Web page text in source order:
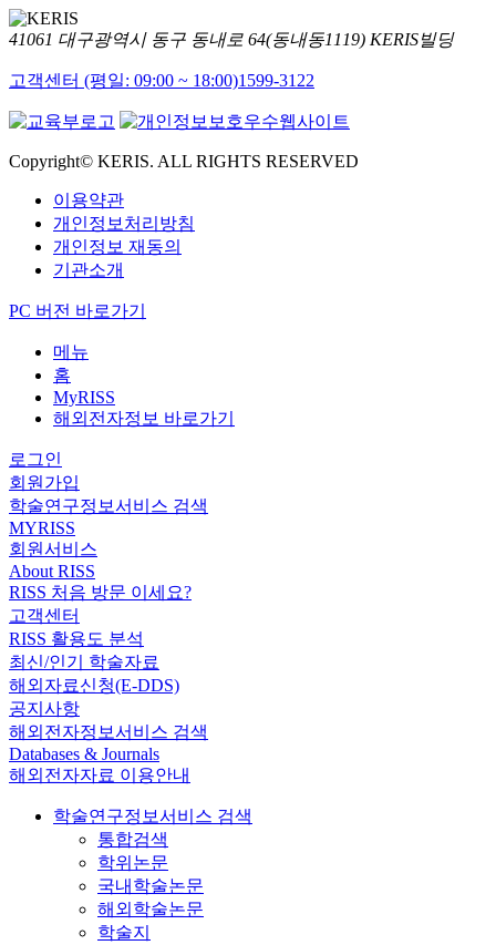
41061 대구광역시 동구 동내로 64(동내동1119) KERIS빌딩
고객센터 (평일: 09:00 ~ 18:00)1599-3122
Copyright© KERIS. ALL RIGHTS RESERVED
이용약관
개인정보처리방침
개인정보 재동의
기관소개
PC 버전 바로가기
메뉴
홈
MyRISS
해외전자정보 바로가기
로그인
회원가입
학술연구정보서비스 검색
MYRISS
회원서비스
About RISS
RISS 처음 방문 이세요?
고객센터
RISS 활용도 분석
최신/인기 학술자료
해외자료신청(E-DDS)
공지사항
해외전자정보서비스 검색
Databases & Journals
해외전자자료 이용안내
학술연구정보서비스 검색
통합검색
학위논문
국내학술논문
해외학술논문
학술지